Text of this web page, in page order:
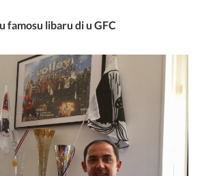
famosu libaru di u GFC